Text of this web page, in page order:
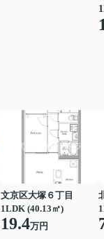
文京区大塚６丁目
1LDK (40.13㎡)
19.4万円